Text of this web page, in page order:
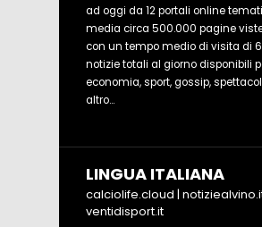
ad oggi da 12 portali online
media circa 500.000 pagine
con un tempo medio di visita di
notizie totali al giorno disponibili
economia, sport, gossip,
altro...
LINGUA ITALIANA
calciolife.cloud |
ventidisport.it